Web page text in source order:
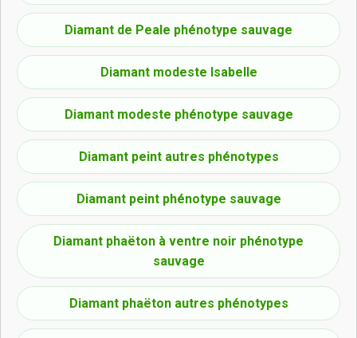
Diamant de Peale phénotype sauvage
Diamant modeste Isabelle
Diamant modeste phénotype sauvage
Diamant peint autres phénotypes
Diamant peint phénotype sauvage
Diamant phaëton à ventre noir phénotype
sauvage
Diamant phaëton autres phénotypes